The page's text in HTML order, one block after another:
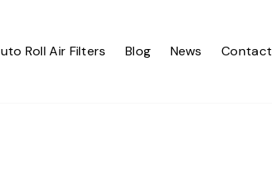
Roll Air Filters Blog News Contact